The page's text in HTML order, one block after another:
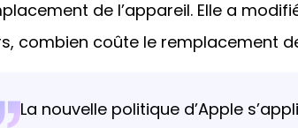
de l’appareil. Elle a
combien coûte le remplacement
La nouvelle politique d’Apple